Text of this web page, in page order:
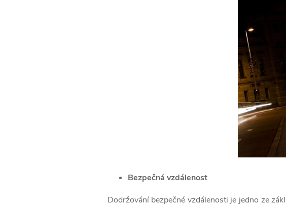
Bezpečná vzdálenost
Dodržování bezpečné vzdálenosti je jedno ze